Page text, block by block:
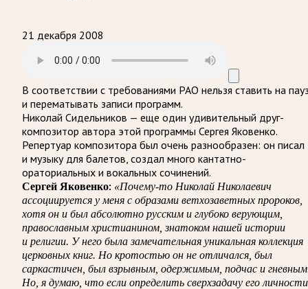
21 декабря 2008
В соответствии с требованиями РАО нельзя ставить на
и перематывать записи программ.
Николай Сидельников — еще один удивительный друг-
композитор автора этой программы Сергея Яковенко.
Репертуар композитора был очень разнообразен: он писал
и музыку для балетов, создал много кантатно-
ораториальных и вокальных сочинений.
Сергей Яковенко: «Почему-то Николай Николаевич
ассоциируется у меня с образами ветхозаветных пророков,
хотя он и был абсолютно русским и глубоко верующим,
православным христианином, знатоком нашей истории
и религии. У него была замечательная уникальная коллекция
церковных книг. Но кротостью он не отличался, был
саркастичен, был взрывным, одержимым, подчас и
Но, я думаю, что если определить сверхзадачу его